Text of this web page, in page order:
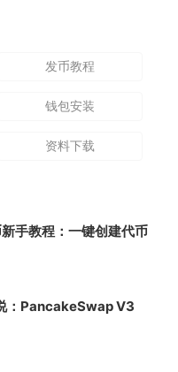
发币教程
钱包安装
资料下载
手教程：一键创建代币
：PancakeSwap V3